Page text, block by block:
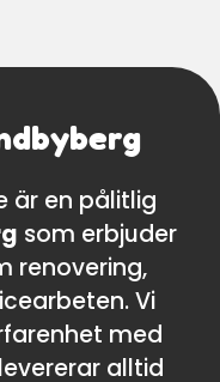
är en pålitlig
som erbjuder
renovering,
Vi
med
alltid